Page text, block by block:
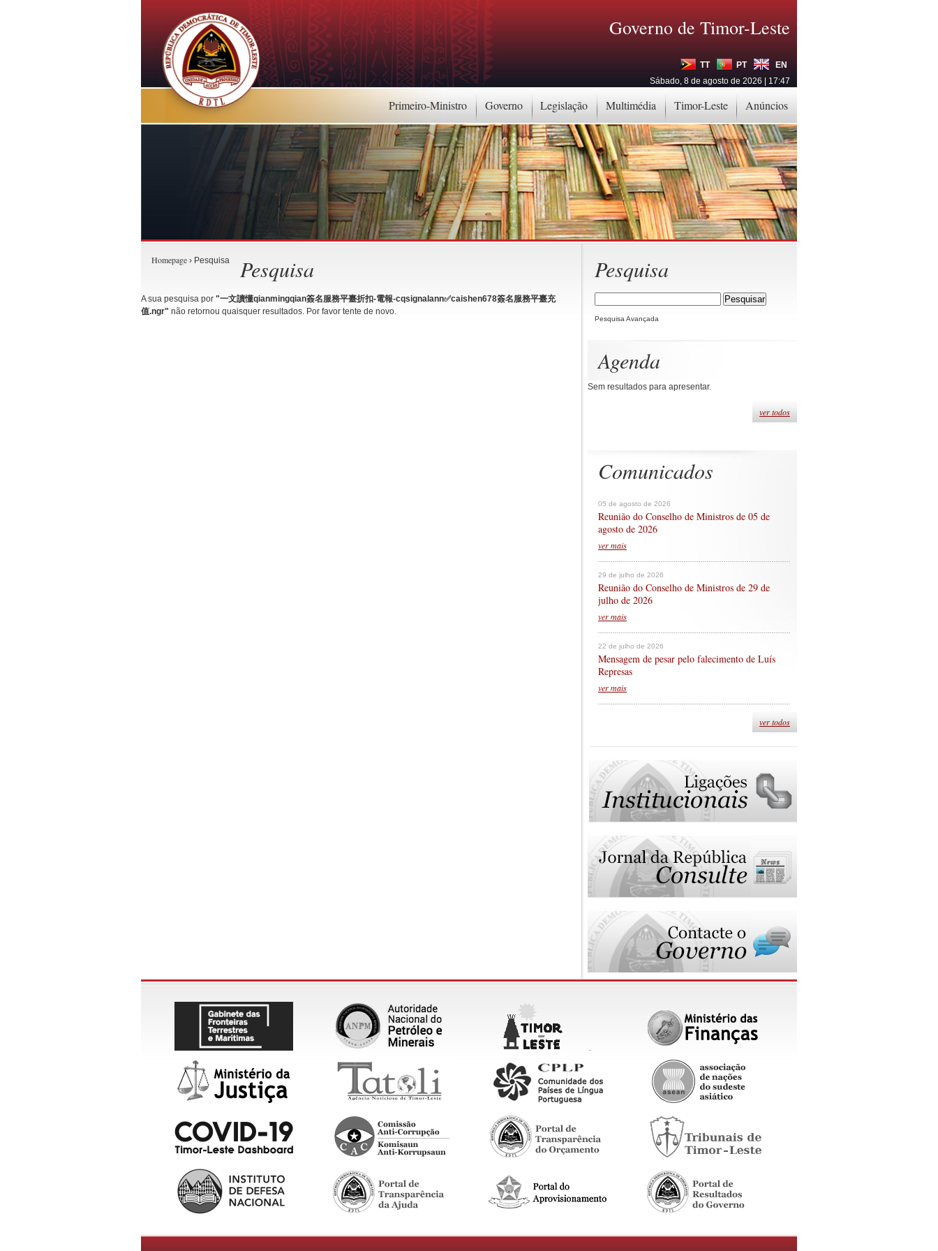
Primeiro-Ministro Governo Legislação Multimédia Timor-Leste Anúncios
Governo de Timor-Leste
TT PT
EN
Sábado, 8 de agosto de 2026 | 17:47
Pesquisa
Pesquisa Avançada
Agenda
Sem resultados para apresentar.
ver todos
Comunicados
05 de agosto de 2026
Reunião do Conselho de Ministros de 05 de
agosto de 2026
ver mais
29 de julho de 2026
Reunião do Conselho de Ministros de 29 de
julho de 2026
ver mais
22 de julho de 2026
Mensagem de pesar pelo falecimento de Luís
Represas
ver mais
ver todos
Homepage › Pesquisa Pesquisa
A sua pesquisa por "一文讀懂qianmingqian簽名服務平臺折扣-電報-cqsignalann✅caishen678簽名服務平臺充
值.ngr" não retornou quaisquer resultados. Por favor tente de novo.